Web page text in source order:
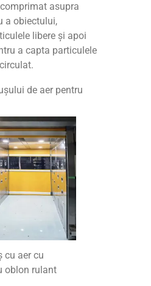
asupra
a obiectului,
libere și apoi
a capta particulele
de aer pentru
cu aer cu
oblon rulant